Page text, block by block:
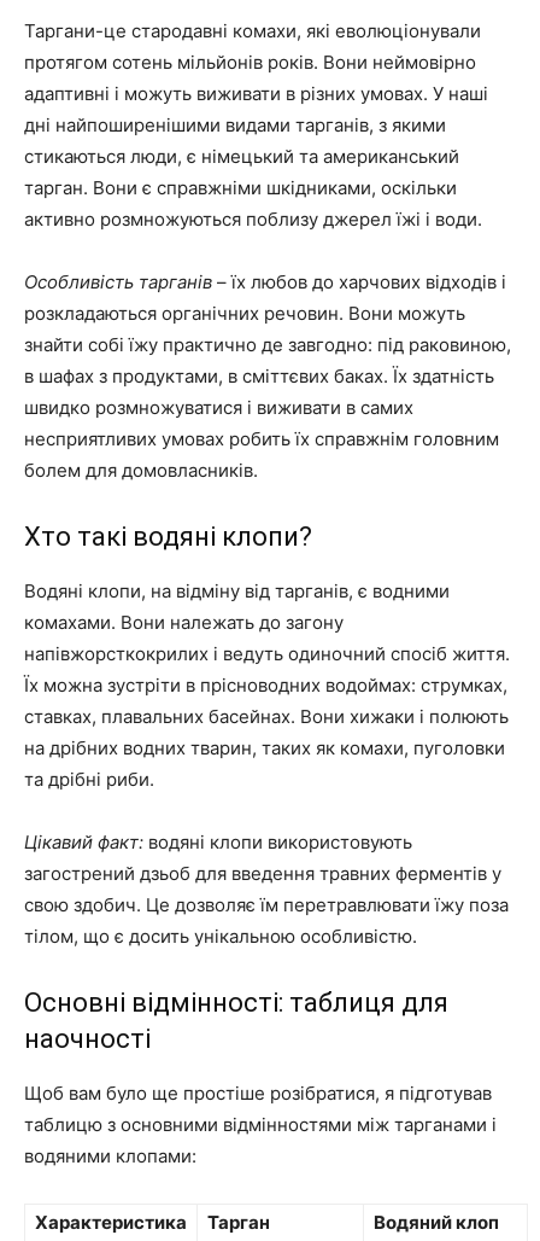
Таргани-це стародавні комахи, які еволюціонували
протягом сотень мільйонів років. Вони неймовірно
адаптивні і можуть виживати в різних умовах. У наші
дні найпоширенішими видами тарганів, з якими
стикаються люди, є німецький та американський
тарган. Вони є справжніми шкідниками, оскільки
активно розмножуються поблизу джерел їжі і води.
Особливість тарганів – їх любов до харчових відходів і
розкладаються органічних речовин. Вони можуть
знайти собі їжу практично де завгодно: під раковиною,
в шафах з продуктами, в сміттєвих баках. Їх здатність
швидко розмножуватися і виживати в самих
несприятливих умовах робить їх справжнім головним
болем для домовласників.
Хто такі водяні клопи?
Водяні клопи, на відміну від тарганів, є водними
комахами. Вони належать до загону
напівжорсткокрилих і ведуть одиночний спосіб життя.
Їх можна зустріти в прісноводних водоймах: струмках,
ставках, плавальних басейнах. Вони хижаки і полюють
на дрібних водних тварин, таких як комахи, пуголовки
та дрібні риби.
Цікавий факт: водяні клопи використовують
загострений дзьоб для введення травних ферментів у
свою здобич. Це дозволяє їм перетравлювати їжу поза
тілом, що є досить унікальною особливістю.
Основні відмінності: таблиця для
наочності
Щоб вам було ще простіше розібратися, я підготував
таблицю з основними відмінностями між тарганами і
водяними клопами:
Характеристика Тарган Водяний клоп